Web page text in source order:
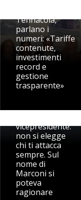
Tennacola,
parlano i
numeri: «Tariffe
contenute,
investimenti
record e
gestione
trasparente»
spegne il fuoco
vicepresidente:
non si elegge
chi ti attacca
sempre. Sul
nome di
Marconi si
poteva
ragionare